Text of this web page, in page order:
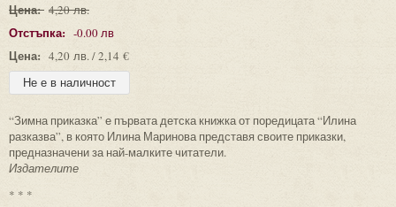
Цена: 4,20 лв.
Отстъпка: -0.00 лв
Цена: 4,20 лв. / 2,14 €
“Зимна приказка” е първата детска книжка от поредицата “Илина
разказва”, в която Илина Маринова представя своите приказки,
предназначени за най-малките читатели.
Издателите
* * *